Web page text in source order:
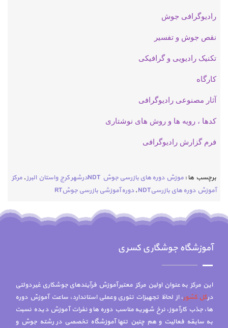
رادیوگرافی جوش
نقص جوش و تفسیر
تکنیک رادیویی و گرافیکی
کارگاه
آثار مصنوعی رادیوگرافی
کدها ، رویه ها و روش های نوشتاری
فرم گزارش رادیوگرافی
برچسب ها :موزش دوره های بازرسی جوش NDTدرشهر کرج واستان البرز , مرکز
آموزش دوره های بازرسیNDT
,دوره آموزشی بازرسی جوشRT
آموزشگاه جوشگاری کسری
این مرکز به عنوان اولین مرکز معتبر آموزش فرآیندهای جوشکاری غیر دولتی
درکل کشور، از لحاظ تجهیزات تئوری وعملی استاندارد، ساعت آموزش دوره
ها، جذب کارآموز، نرخ شهریه مناسب دوره ها و نفرات آموزش دیده نسبت
به سابقه فعالیت و هم چنين تنها آموزشگاه تخصصي در رشته جوش و